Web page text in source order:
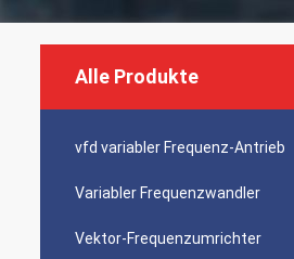
Alle Produkte
vfd variabler Frequenz-Antrieb
Variabler Frequenzwandler
Vektor-Frequenzumrichter